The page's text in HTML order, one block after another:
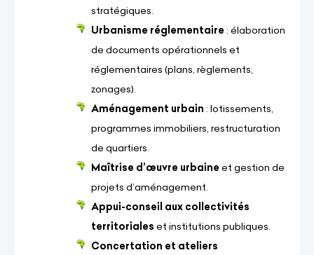
stratégiques.
Urbanisme réglementaire : élaboration
de documents opérationnels et
réglementaires (plans, règlements,
zonages).
Aménagement urbain : lotissements,
programmes immobiliers, restructuration
de quartiers.
Maîtrise d’œuvre urbaine et gestion de
projets d’aménagement.
Appui-conseil aux collectivités
territoriales et institutions publiques.
Concertation et ateliers